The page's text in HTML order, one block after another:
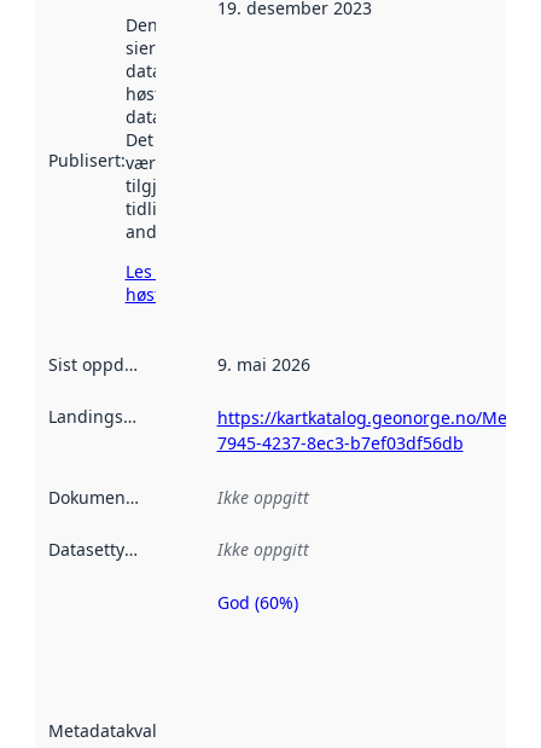
Publisert:
Denne datoen
sier når
datasettet ble
høstet av
data.norge.no.
Det kan ha
vært
tilgjengelig
tidligere
andre steder.
Les mer om
høsting her
19. desember 2023
Sist oppdatert 9. mai 2026
Landingsside
https://kartkatalog.geonorge.no/
7945-4237-8ec3-b7ef03df56db
Dokumentasjon Ikke oppgitt
Datasettype Ikke oppgitt
Metadatakvalitet
Metadatakvalitet
God (60%)